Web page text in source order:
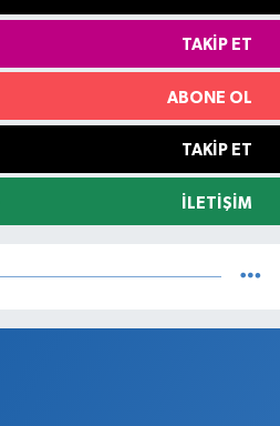
TAKIP ET
ABONE OL
TAKIP ET
İLETIŞIM